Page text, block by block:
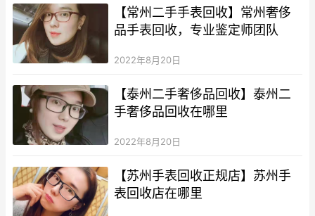
【常州二手手表回收】常州奢侈
品手表回收，专业鉴定师团队
2022年8月20日
【泰州二手奢侈品回收】泰州二
手奢侈品回收在哪里
2022年8月20日
【苏州手表回收正规店】苏州手
表回收店在哪里